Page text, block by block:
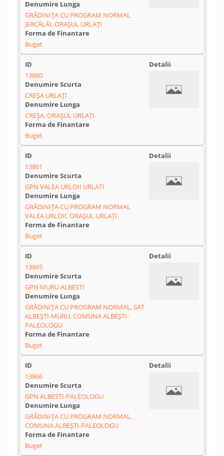
GRĂDINIȚA CU PROGRAM NORMAL
JERCĂLĂI, ORAȘUL URLAȚI
Buget
13860
CREȘA URLAȚI
CREȘA, ORAȘUL URLAȚI
Buget
13861
GPN VALEA URLOII URLATI
GRĂDINIȚA CU PROGRAM NORMAL
VALEA URLOII, ORAȘUL URLAȚI
Buget
13865
GPN MURU ALBESTI
GRĂDINIȚA CU PROGRAM NORMAL, SAT
ALBEȘTI-MURU, COMUNA ALBEȘTI-
PALEOLOGU
Buget
13866
GPN ALBESTI-PALEOLOGU
GRĂDINIȚA CU PROGRAM NORMAL,
COMUNA ALBEȘTI-PALEOLOGU
Buget